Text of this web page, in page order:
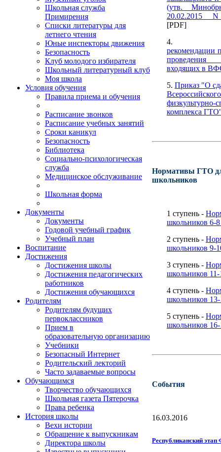
Школьная служба
Примирения
Списки литературы для
летнего чтения
Юные инспекторы движения
Безопасность
Клуб молодого избирателя
Школьный литературный клуб
Моя школа
Условия обучения
Правила приема и обучения
Расписание звонков
Расписание учебных занятий
Сроки каникул
Безопасность
Библиотека
Социально-психологическая
служба
Медицинское обслуживание
Школьная форма
Документы
Документы
Годовой учебный график
Учебный план
Воспитание
Достижения
Достижения школы
Достижения педагогических
работников
Достижения обучающихся
Родителям
Родителям будущих
первоклассников
Прием в
образовательную организацию
Учебники
Безопасный Интернет
Родительский лекторий
Часто задаваемые вопросы
Обучающимся
Творчество обучающихся
Школьная газета Пятерочка
Права ребенка
История школы
Вехи истории
Обращение к выпускникам
Директора школы
(утв.
20.02.2015
[PDF]
рекомендации
входящих в
5. Приказ "О
Всероссийского
физкультурно-
комплекса
Нормативы ГТО
школьников
1 ступень -
школьников 6-8
2 ступень -
школьников 9-
3 ступень -
школьников 11-
4 ступень -
школьников 13-
5 ступень -
школьников 16-
События
16.03.2016
Республиканский